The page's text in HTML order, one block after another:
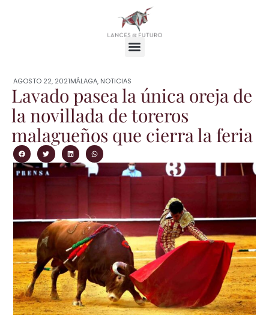
AGOSTO 22, 2021MÁLAGA, NOTICIAS
Lavado pasea la única oreja de
la novillada de toreros
malagueños que cierra la feria